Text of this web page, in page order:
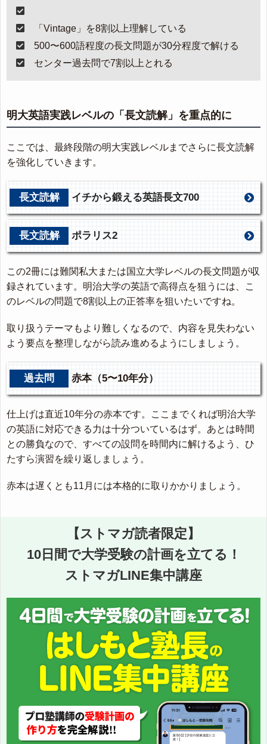
「Vintage」を8割以上理解している
500〜600語程度の長文問題が30分程度で解ける
センター過去問で7割以上とれる
明大英語実践レベルの「長文読解」を重点的に
ここでは、最終段階の明大実践レベルまでさらに長文読解
を強化していきます。
長文読解 イチから鍛える英語長文700
長文読解 ポラリス2
この2冊には難関私大または国立大学レベルの長文問題が収
録されています。明治大学の英語で高得点を狙うには、こ
のレベルの問題で8割以上の正答率を狙いたいですね。
取り扱うテーマもより難しくなるので、内容を見失わない
よう要点を整理しながら読み進めるようにしましょう。
過去問 赤本（5〜10年分）
仕上げは直近10年分の赤本です。ここまでくれば明治大学
の英語に対応できる力は十分ついているはず。あとは時間
との勝負なので、すべての設問を時間内に解けるよう、ひ
たすら演習を繰り返しましょう。
赤本は遅くとも11月には本格的に取りかかりましょう。
【ストマガ読者限定】
10日間で大学受験の計画を立てる！
ストマガLINE集中講座